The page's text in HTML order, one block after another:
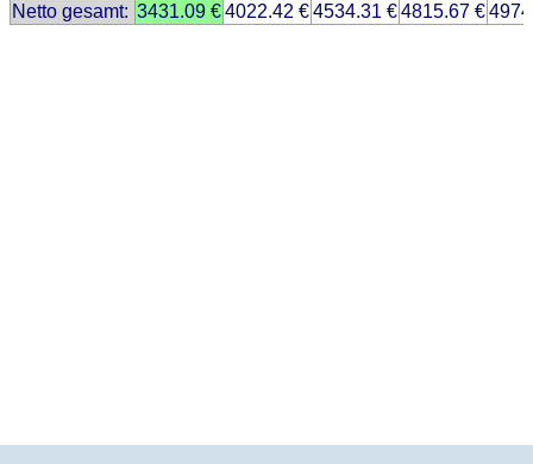
Netto gesamt: 3431.09 €4022.42 €4534.31 €4815.67 €